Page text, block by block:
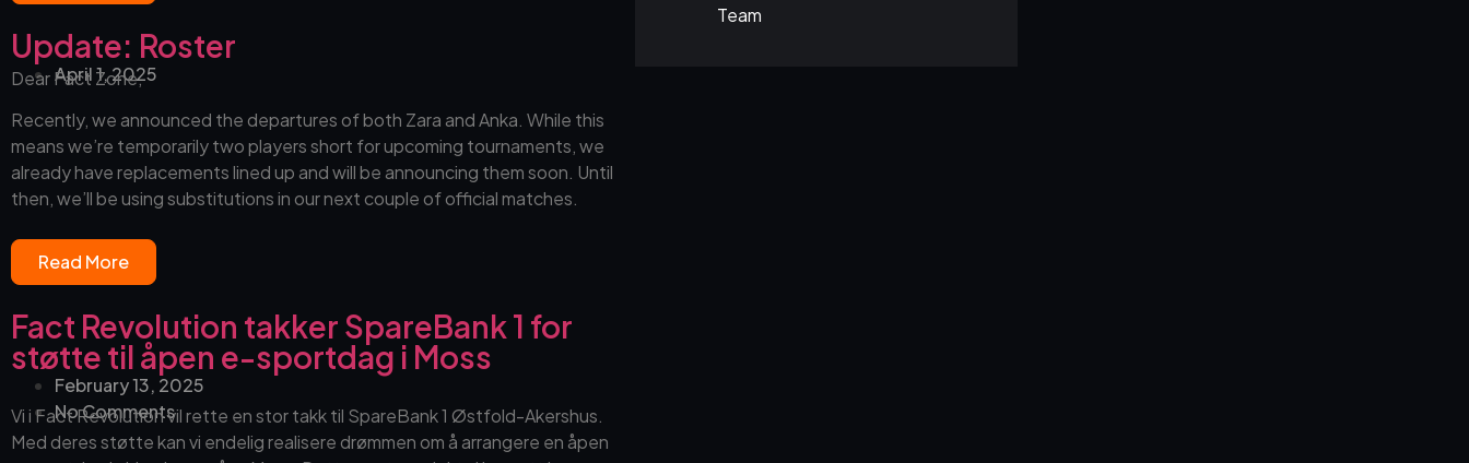
Update: Roster
April 1, 2025
Dear Fact Zone,
Recently, we announced the departures of both Zara and Anka. While this
means we’re temporarily two players short for upcoming tournaments, we
already have replacements lined up and will be announcing them soon. Until
then, we’ll be using substitutions in our next couple of official matches.
Read More
Fact Revolution takker SpareBank 1 for
støtte til åpen e-sportdag i Moss
February 13, 2025
No Comments
Vi i Fact Revolution vil rette en stor takk til SpareBank 1 Østfold-Akershus.
Med deres støtte kan vi endelig realisere drømmen om å arrangere en åpen
Team